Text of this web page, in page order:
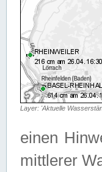
Layer: 'Aktuelle
einen
mittlerer